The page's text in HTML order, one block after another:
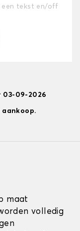
een tekst en/off
03-09-2026
maat
volledig